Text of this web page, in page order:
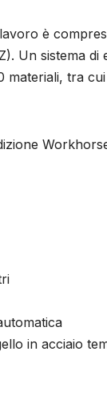
è
Un sistema
tra
in acciaio